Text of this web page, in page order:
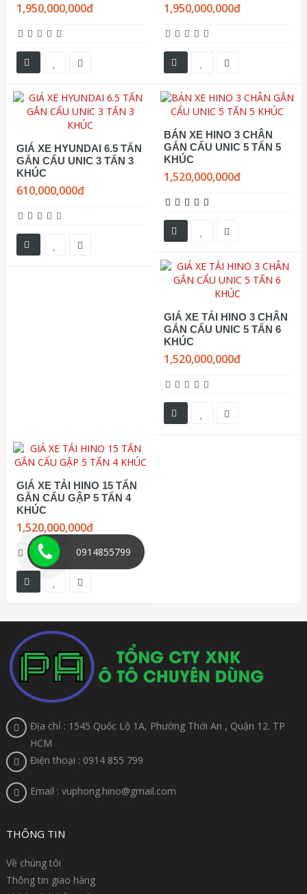
1,950,000,000đ 1,950,000,000đ
GIÁ XE HYUNDAI 6.5 TẤN
GẮN CẨU UNIC 3 TẤN 3
KHÚC
610,000,000đ
BÁN XE HINO 3 CHÂN
GẮN CẨU UNIC 5 TẤN 5
KHÚC
1,520,000,000đ
GIÁ XE TẢI HINO 3 CHÂN
GẮN CẨU UNIC 5 TẤN 6
KHÚC
1,520,000,000đ
GIÁ XE TẢI HINO 15 TẤN
GẮN CẨU GẬP 5 TẤN 4
KHÚC
1,520,000,000đ
Địa chỉ : 1545 Quốc Lộ 1A, Phường Thới An , Quận 12. TP
HCM
Điện thoại : 0914 855 799
Email : vuphong.hino@gmail.com
THÔNG TIN
Về chúng tôi
Thông tin giao hàng
0914855799